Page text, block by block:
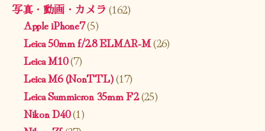
写真・動画・カメラ (162)
Apple iPhone7(5)
Leica 50mm f/2.8 ELMAR-M(26)
Leica M10(7)
Leica M6 (NonTTL)(17)
Leica Summicron 35mm F2(25)
Nikon D40(1)